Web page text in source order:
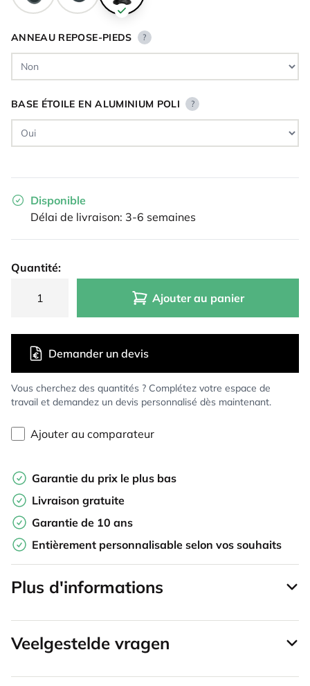
ANNEAU REPOSE-PIEDS ?
BASE ÉTOILE EN ALUMINIUM POLI ?
Disponible
Délai de livraison: 3-6 semaines
Quantité:
Ajouter au panier
Vous cherchez des quantités ? Complétez votre espace de
travail et demandez un devis personnalisé dès maintenant.
Demander un devis
Ajouter au comparateur
Garantie du prix le plus bas
Livraison gratuite
Garantie de 10 ans
Entièrement personnalisable selon vos souhaits
Plus d'informations
Veelgestelde vragen